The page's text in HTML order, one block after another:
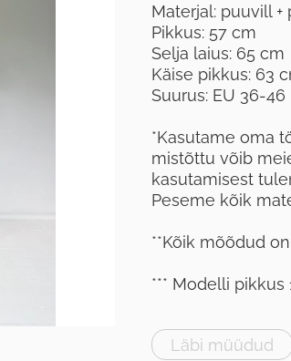
Materjal: puuvill
Pikkus: 57 cm
Selja laius: 65 cm
Käise pikkus: 63
Suurus: EU 36-46
*Kasutame oma
mistõttu võib
kasutamisest
Peseme kõik
**Kõik mõõdud
*** Modelli
Läbi müüdud